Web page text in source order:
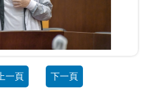
上一頁 下一頁